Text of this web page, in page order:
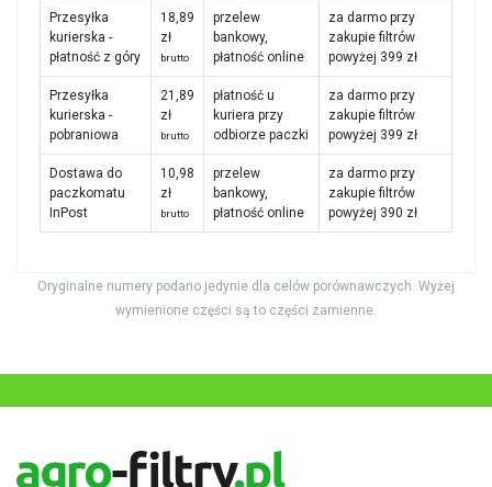
Przesyłka
kurierska -
płatność z góry
18,89
zł
brutto
przelew
bankowy,
płatność online
za darmo przy
zakupie filtrów
powyżej 399 zł
Przesyłka
kurierska -
pobraniowa
21,89
zł
brutto
płatność u
kuriera przy
odbiorze paczki
za darmo przy
zakupie filtrów
powyżej 399 zł
Dostawa do
paczkomatu
InPost
10,98
zł
brutto
przelew
bankowy,
płatność online
za darmo przy
zakupie filtrów
powyżej 390 zł
Oryginalne numery podano jedynie dla celów porównawczych. Wyżej
wymienione części są to części zamienne.